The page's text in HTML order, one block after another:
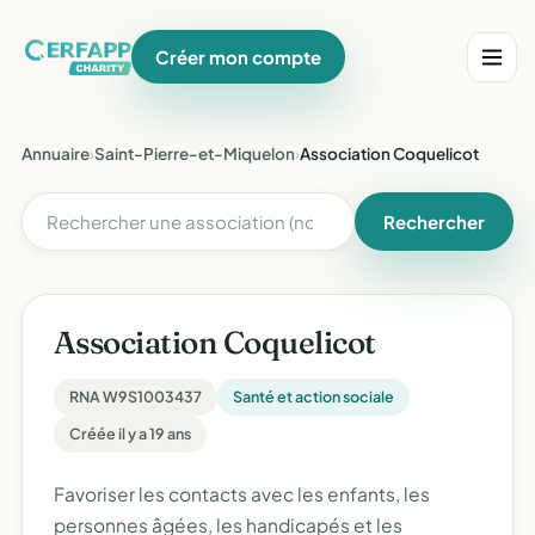
Créer mon compte
Annuaire›Saint-Pierre-et-Miquelon›Association Coquelicot
Rechercher
Association Coquelicot
RNA W9S1003437
Santé et action sociale
Créée il y a 19 ans
Favoriser les contacts avec les enfants, les
personnes âgées, les handicapés et les